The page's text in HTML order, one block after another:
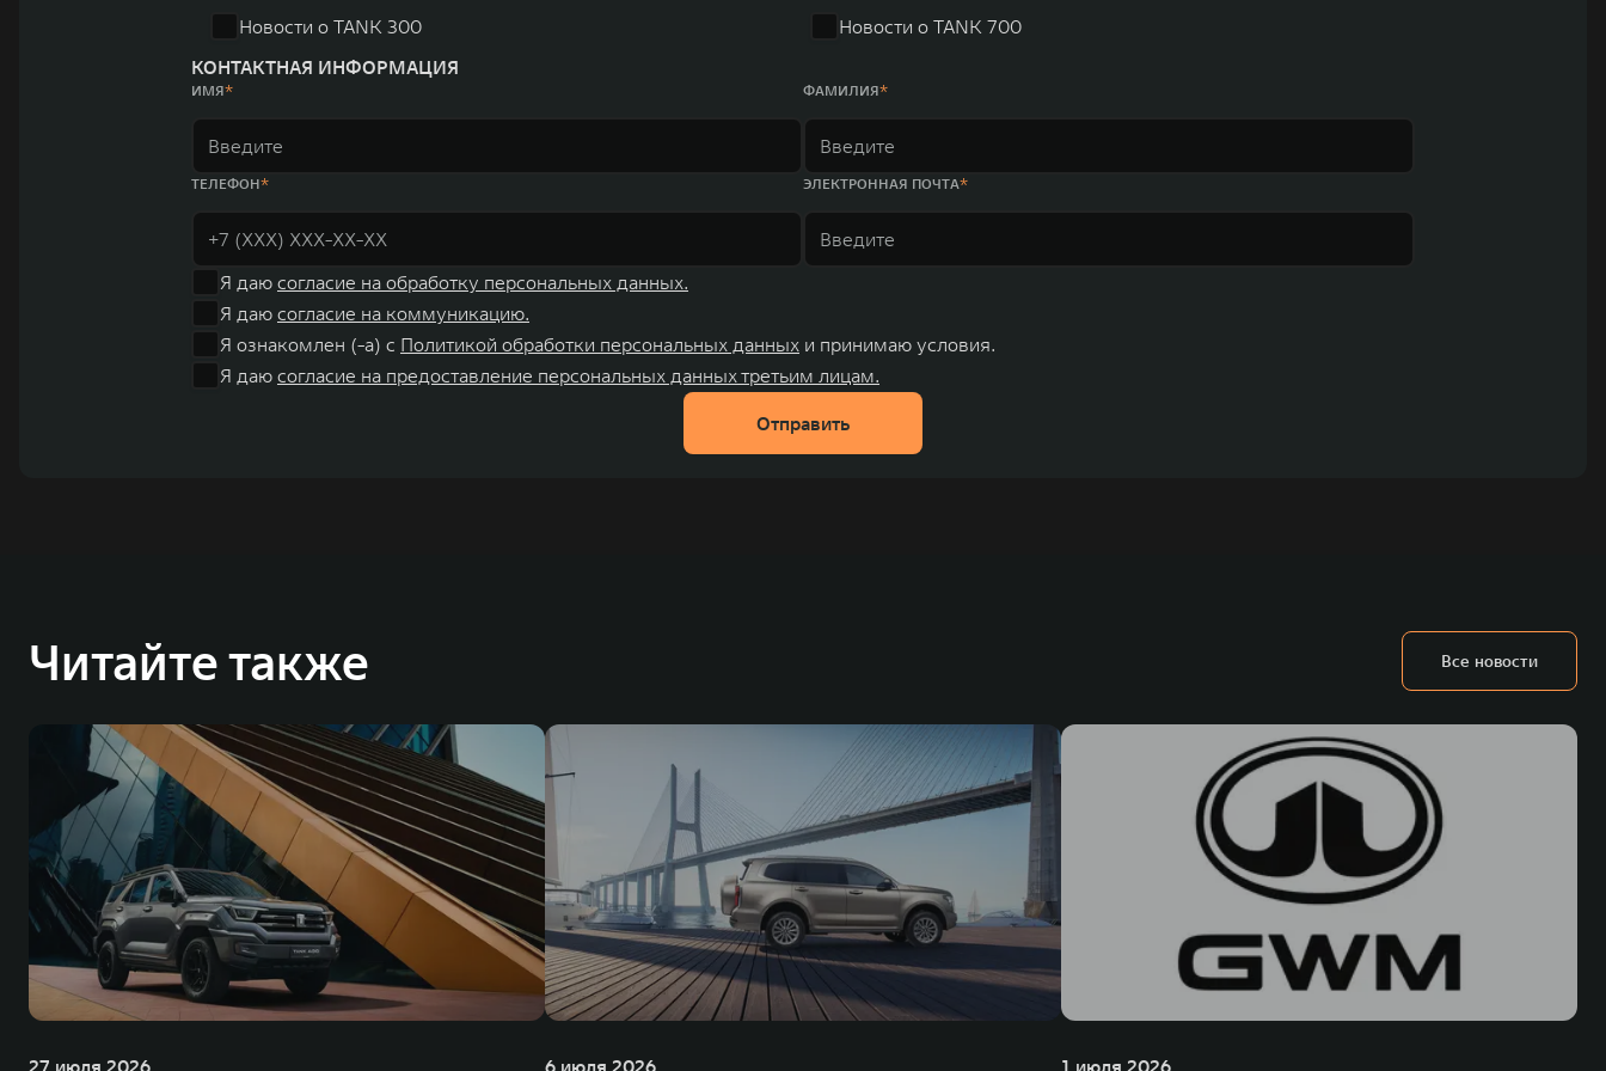
Новости о TANK 300
Новости о TANK 700
КОНТАКТНАЯ ИНФОРМАЦИЯ
ИМЯ ФАМИЛИЯ
ТЕЛЕФОН ЭЛЕКТРОННАЯ ПОЧТА
Я даю согласие на обработку персональных данных.
Я даю согласие на коммуникацию.
Я ознакомлен (-а) с Политикой обработки персональных данных и принимаю условия.
Я даю согласие на предоставление персональных данных третьим лицам.
Отправить
Читайте также Все новости
27 июля 2026 6 июля 2026 1 июля 2026